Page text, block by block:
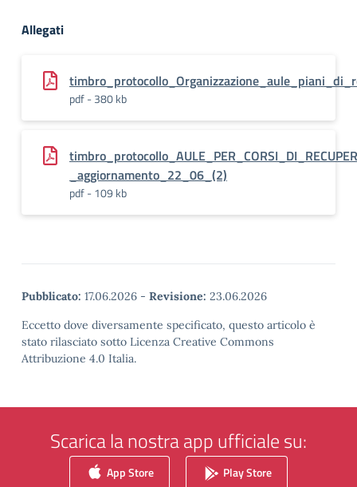
Allegati
pdf - 380 kb
_aggiornamento_22_06_(2)
pdf - 109 kb
Pubblicato: 17.06.2026 - Revisione: 23.06.2026
Eccetto dove diversamente specificato, questo articolo è
stato rilasciato sotto Licenza Creative Commons
Attribuzione 4.0 Italia.
Scarica la nostra app ufficiale su:
App Store Play Store